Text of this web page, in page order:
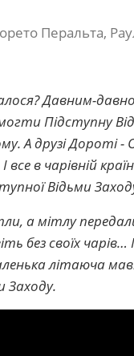
Перальта,
Давним-давно
Підступну
А друзі Дороті -
в чарівній
Відьми
а мітлу
без своїх
літаюча
Заходу.